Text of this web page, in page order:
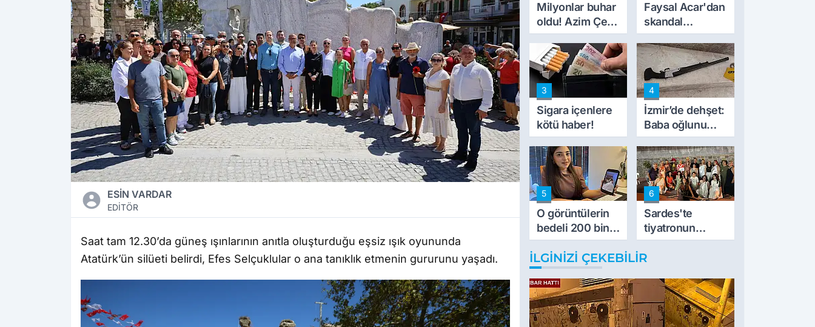
ESİN VARDAR
EDİTÖR
Saat tam 12.30’da güneş ışınlarının anıtla oluşturduğu eşsiz ışık oyununda
Atatürk’ün silüeti belirdi, Efes Selçuklular o ana tanıklık etmenin gururunu yaşadı.
Milyonlar buhar
oldu! Azim Çelik
inşaat mağduru
ilk kez konuştu
Faysal Acar'dan
skandal
açıklamalar:
'Haluk Levent
peynircilerimizi
de kıskaca aldı,
müdahale ettik'
3
Sigara içenlere
kötü haber!
4
İzmir’de dehşet:
Baba oğlunu
vurdu
5
O görüntülerin
bedeli 200 bin
TL
6
Sardes'te
tiyatronun
imece ruhu
binlerce yıllık
İLGINIZI ÇEKEBILIR